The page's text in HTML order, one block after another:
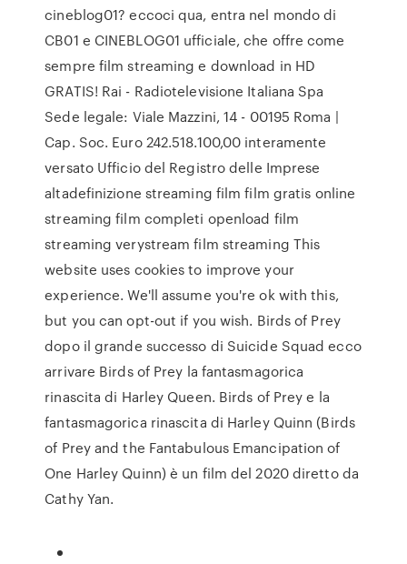
cineblog01? eccoci qua, entra nel mondo di
CB01 e CINEBLOG01 ufficiale, che offre come
sempre film streaming e download in HD
GRATIS! Rai - Radiotelevisione Italiana Spa
Sede legale: Viale Mazzini, 14 - 00195 Roma |
Cap. Soc. Euro 242.518.100,00 interamente
versato Ufficio del Registro delle Imprese
altadefinizione streaming film film gratis online
streaming film completi openload film
streaming verystream film streaming This
website uses cookies to improve your
experience. We'll assume you're ok with this,
but you can opt-out if you wish. Birds of Prey
dopo il grande successo di Suicide Squad ecco
arrivare Birds of Prey la fantasmagorica
rinascita di Harley Queen. Birds of Prey e la
fantasmagorica rinascita di Harley Quinn (Birds
of Prey and the Fantabulous Emancipation of
One Harley Quinn) è un film del 2020 diretto da
Cathy Yan.